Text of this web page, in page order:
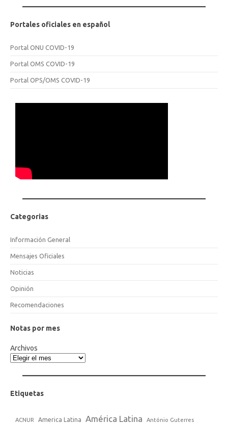
Portales oficiales en español
Portal ONU COVID-19
Portal OMS COVID-19
Portal OPS/OMS COVID-19
Categorias
Información General
Mensajes Oficiales
Noticias
Opinión
Recomendaciones
Notas por mes
Archivos
Etiquetas
ACNUR America Latina América Latina António Guterres